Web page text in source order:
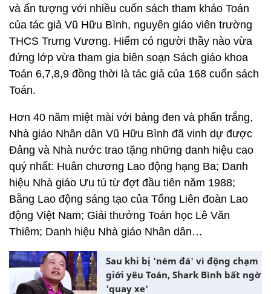
và ấn tượng với nhiều cuốn sách tham khảo Toán
của tác giả Vũ Hữu Bình, nguyên giáo viên trường
THCS Trưng Vương. Hiếm có người thầy nào vừa
đứng lớp vừa tham gia biên soạn Sách giáo khoa
Toán 6,7,8,9 đồng thời là tác giả của 168 cuốn sách
Toán.
Hơn 40 năm miệt mài với bảng đen và phấn trắng,
Nhà giáo Nhân dân Vũ Hữu Bình đã vinh dự được
Đảng và Nhà nước trao tặng những danh hiệu cao
quý nhất: Huân chương Lao động hạng Ba; Danh
hiệu Nhà giáo Ưu tú từ đợt đầu tiên năm 1988;
Bằng Lao động sáng tạo của Tổng Liên đoàn Lao
động Việt Nam; Giải thưởng Toán học Lê Văn
Thiêm; Danh hiệu Nhà giáo Nhân dân…
Sau khi bị 'ném đá' vì động chạm
giới yêu Toán, Shark Bình bất ngờ
'quay xe'